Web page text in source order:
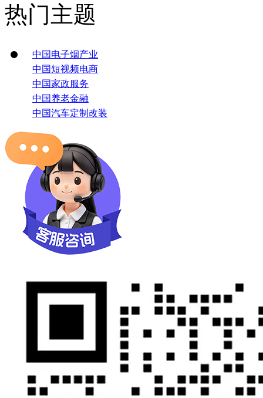
热门主题
中国电子烟产业
中国短视频电商
中国家政服务
中国养老金融
中国汽车定制改装